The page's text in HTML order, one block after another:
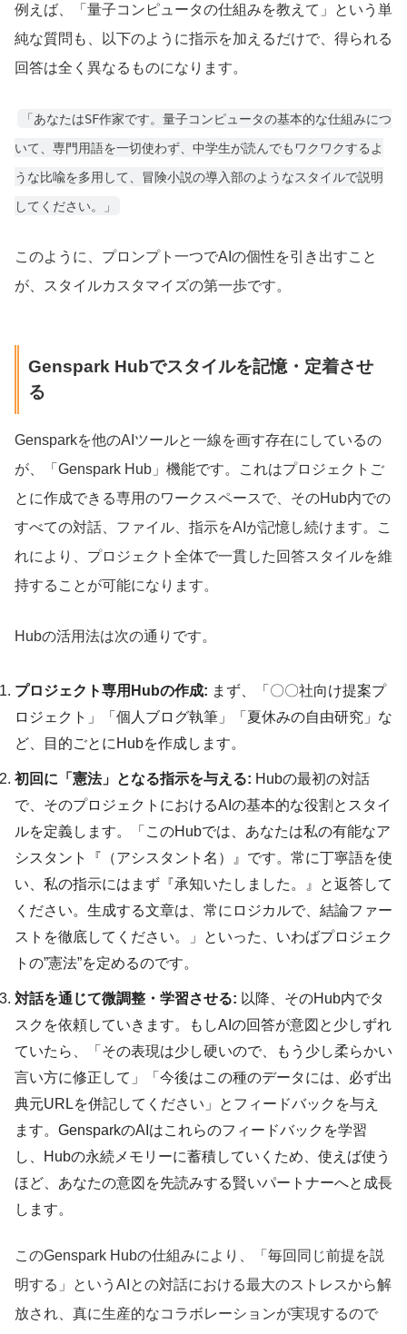
例えば、「量子コンピュータの仕組みを教えて」という単
純な質問も、以下のように指示を加えるだけで、得られる
回答は全く異なるものになります。
「あなたはSF作家です。量子コンピュータの基本的な仕組みにつ
いて、専門用語を一切使わず、中学生が読んでもワクワクするよ
うな比喩を多用して、冒険小説の導入部のようなスタイルで説明
してください。」
このように、プロンプト一つでAIの個性を引き出すこと
が、スタイルカスタマイズの第一歩です。
Genspark Hubでスタイルを記憶・定着させ
る
Gensparkを他のAIツールと一線を画す存在にしているの
が、「Genspark Hub」機能です。これはプロジェクトご
とに作成できる専用のワークスペースで、そのHub内での
すべての対話、ファイル、指示をAIが記憶し続けます。こ
れにより、プロジェクト全体で一貫した回答スタイルを維
持することが可能になります。
Hubの活用法は次の通りです。
プロジェクト専用Hubの作成: まず、「〇〇社向け提案プ
ロジェクト」「個人ブログ執筆」「夏休みの自由研究」な
ど、目的ごとにHubを作成します。
初回に「憲法」となる指示を与える: Hubの最初の対話
で、そのプロジェクトにおけるAIの基本的な役割とスタイ
ルを定義します。「このHubでは、あなたは私の有能なア
シスタント『（アシスタント名）』です。常に丁寧語を使
い、私の指示にはまず『承知いたしました。』と返答して
ください。生成する文章は、常にロジカルで、結論ファー
ストを徹底してください。」といった、いわばプロジェク
トの”憲法”を定めるのです。
対話を通じて微調整・学習させる: 以降、そのHub内でタ
スクを依頼していきます。もしAIの回答が意図と少しずれ
ていたら、「その表現は少し硬いので、もう少し柔らかい
言い方に修正して」「今後はこの種のデータには、必ず出
典元URLを併記してください」とフィードバックを与え
ます。GensparkのAIはこれらのフィードバックを学習
し、Hubの永続メモリーに蓄積していくため、使えば使う
ほど、あなたの意図を先読みする賢いパートナーへと成長
します。
このGenspark Hubの仕組みにより、「毎回同じ前提を説
明する」というAIとの対話における最大のストレスから解
放され、真に生産的なコラボレーションが実現するので